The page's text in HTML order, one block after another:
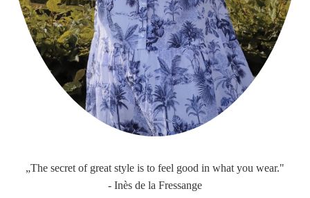
„The secret of great style is to feel good in what you wear."
- Inès de la Fressange